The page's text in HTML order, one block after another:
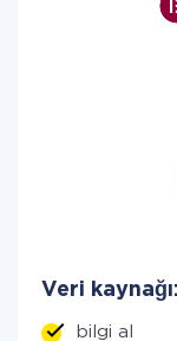
Veri
bilgi al